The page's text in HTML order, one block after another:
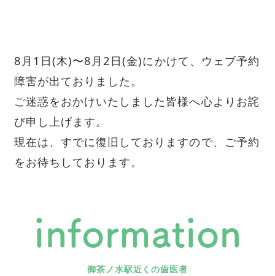
8月1日(木)〜8月2日(金)にかけて、ウェブ予約
障害が出ておりました。
ご迷惑をおかけいたしました皆様へ心よりお詫
び申し上げます。
現在は、すでに復旧しておりますので、ご予約
をお待ちしております。
information
御茶ノ水駅近くの歯医者